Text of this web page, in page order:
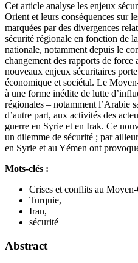
Cet article analyse les enjeux
Orient et leurs conséquences sur
marquées par des divergences
sécurité régionale en fonction de
nationale, notamment depuis le
changement des rapports de
nouveaux enjeux sécuritaires
économique et sociétal. Le
à une forme inédite de lutte
régionales – notamment l’Arabie
d’autre part, aux activités des
guerre en Syrie et en Irak. Ce
un dilemme de sécurité ; par
en Syrie et au Yémen ont
Mots-clés :
Crises et conflits au
Turquie,
Iran,
sécurité
Abstract